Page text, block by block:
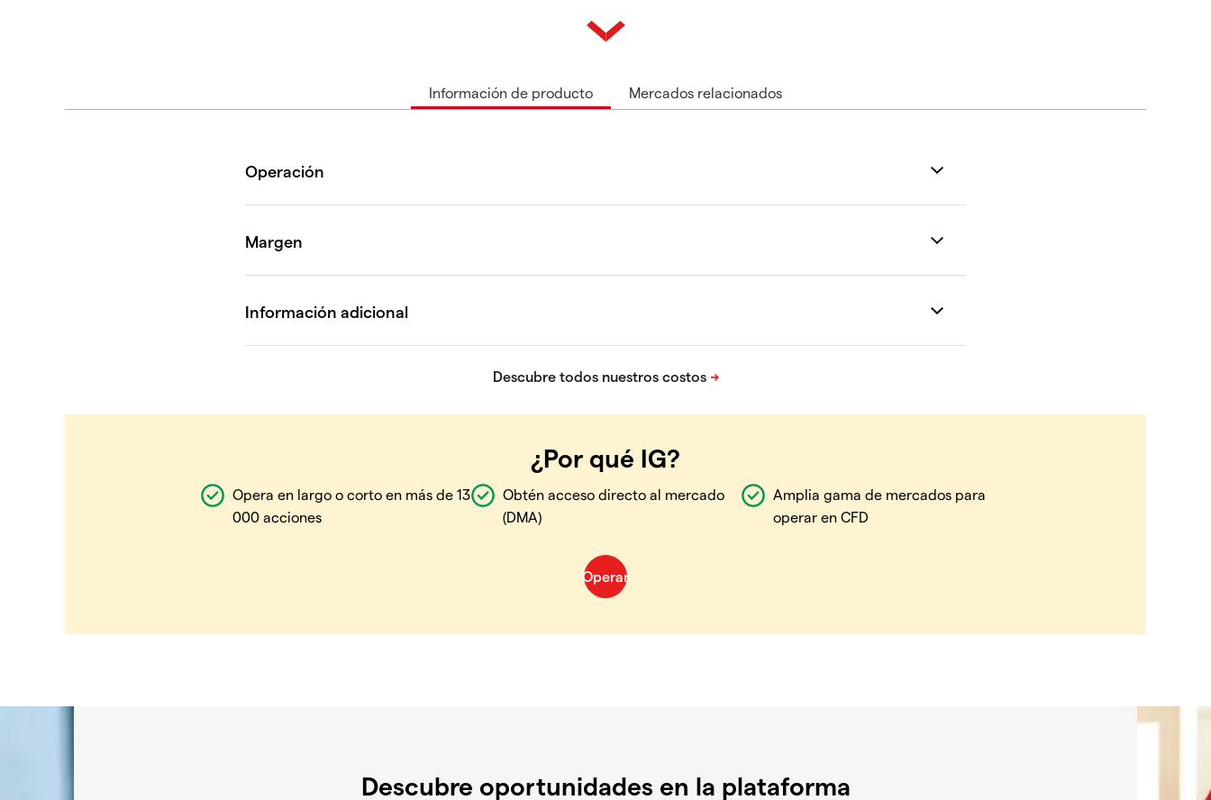
Información de producto Mercados relacionados
¿Por qué IG?
Opera en largo o corto en más de 13
000 acciones
Obtén acceso directo al mercado
(DMA)
Amplia gama de mercados para
operar en CFD
Descubre oportunidades en la plataforma